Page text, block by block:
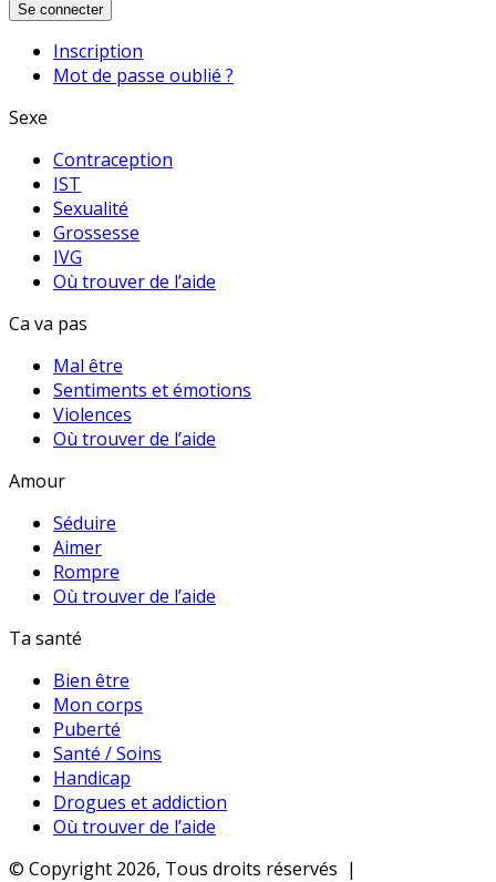
Se connecter
Inscription
Mot de passe oublié ?
Sexe
Contraception
IST
Sexualité
Grossesse
IVG
Où trouver de l’aide
Ca va pas
Mal être
Sentiments et émotions
Violences
Où trouver de l’aide
Amour
Séduire
Aimer
Rompre
Où trouver de l’aide
Ta santé
Bien être
Mon corps
Puberté
Santé / Soins
Handicap
Drogues et addiction
Où trouver de l’aide
© Copyright 2026, Tous droits réservés |